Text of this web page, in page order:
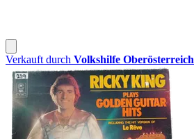
Verkauft durch Volkshilfe Oberösterreich